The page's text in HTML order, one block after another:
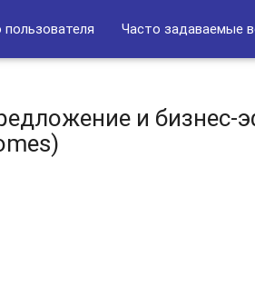
Часто задаваемые
и бизнес-